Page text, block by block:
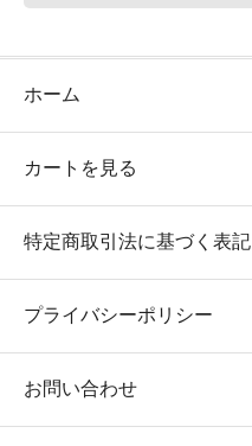
ホーム
カートを見る
特定商取引法に基づく表記
プライバシーポリシー
お問い合わせ